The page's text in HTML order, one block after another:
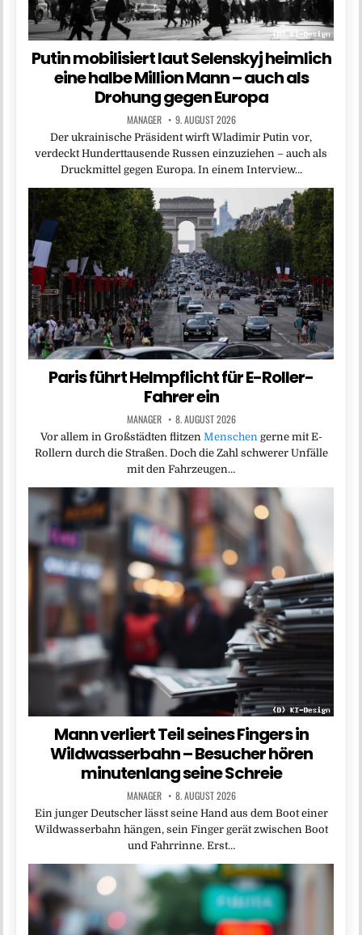
Putin mobilisiert laut Selenskyj heimlich
eine halbe Million Mann – auch als
Drohung gegen Europa
MANAGER 9. AUGUST 2026
Der ukrainische Präsident wirft Wladimir Putin vor,
verdeckt Hunderttausende Russen einzuziehen – auch als
Druckmittel gegen Europa. In einem Interview…
Paris führt Helmpflicht für E-Roller-
Fahrer ein
MANAGER 8. AUGUST 2026
Vor allem in Großstädten flitzen Menschengerne mit E-
Rollern durch die Straßen. Doch die Zahl schwerer Unfälle
mit den Fahrzeugen…
Mann verliert Teil seines Fingers in
Wildwasserbahn – Besucher hören
minutenlang seine Schreie
MANAGER 8. AUGUST 2026
Ein junger Deutscher lässt seine Hand aus dem Boot einer
Wildwasserbahn hängen, sein Finger gerät zwischen Boot
und Fahrrinne. Erst…